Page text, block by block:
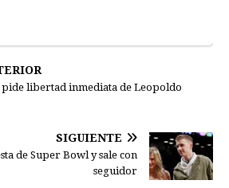
libertad inmediata de Leopoldo
SIGUIENTE
de Super Bowl y sale con
seguidor